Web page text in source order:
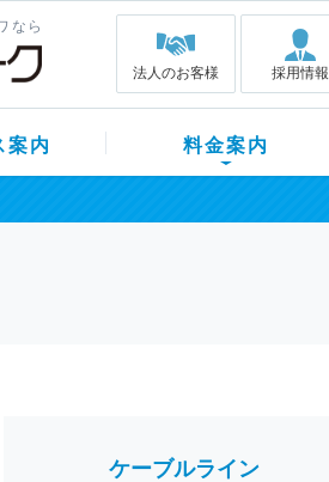
なら
法人のお客様 採用情報
案内 料金案内
ケーブルライン